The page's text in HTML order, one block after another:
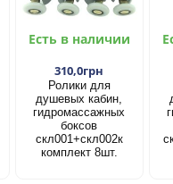
Есть в наличии
310,0грн
Ролики для
душевых кабин,
гидромассажных
боксов
скл001+скл002к
комплект 8шт.